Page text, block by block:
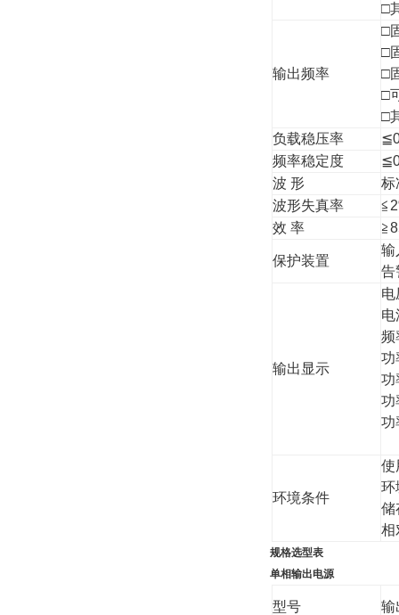
□
输出频率
□
□
□
□
□
负载稳压率
频率稳定度
波 形
标
波形失真率
效 率
保护装置
输
告
输出显示
电
电
频
功
功
功
功
环境条件
使
相
规格选型表
单相输出电源
型号 输